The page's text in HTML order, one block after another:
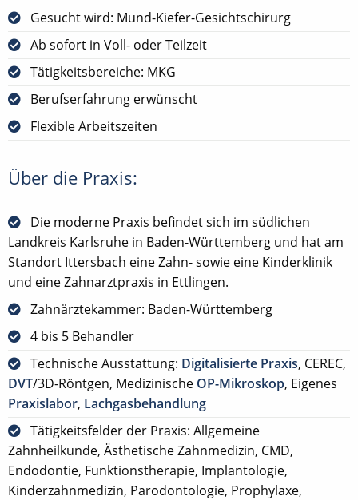
Gesucht wird: Mund-Kiefer-Gesichtschirurg
Ab sofort in Voll- oder Teilzeit
Tätigkeitsbereiche: MKG
Berufserfahrung erwünscht
Flexible Arbeitszeiten
Über die Praxis:
Die moderne Praxis befindet sich im südlichen
Landkreis Karlsruhe in Baden-Württemberg und hat am
Standort Ittersbach eine Zahn- sowie eine Kinderklinik
und eine Zahnarztpraxis in Ettlingen.
Zahnärztekammer: Baden-Württemberg
4 bis 5 Behandler
Technische Ausstattung: Digitalisierte Praxis, CEREC,
DVT/3D-Röntgen, Medizinische OP-Mikroskop, Eigenes
Praxislabor, Lachgasbehandlung
Tätigkeitsfelder der Praxis: Allgemeine
Zahnheilkunde, Ästhetische Zahnmedizin, CMD,
Endodontie, Funktionstherapie, Implantologie,
Kinderzahnmedizin, Parodontologie, Prophylaxe,